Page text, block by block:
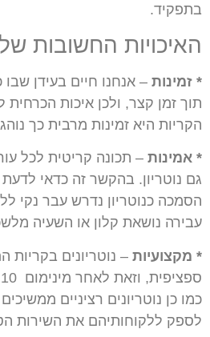
בתפקיד.
האיכויות החשובות
* זמינות – אנחנו חיים בעידן
תוך זמן קצר, ולכן איכות הכרחית
הקריות היא זמינות מרבית כך נוהג
* אמינות – תכונה קריטית לכל
גם נוטריון. בהקשר זה כדאי
הסמכה כנוטריון נדרש עבר נקי
עבירה נושאת קלון או השעיה
* מקצועיות – נוטריונים
כמו כן נוטריונים רציניים
לספק ללקוחותיהם את השירות